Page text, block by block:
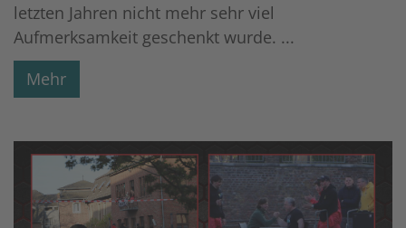
letzten Jahren nicht mehr sehr viel
Aufmerksamkeit geschenkt wurde. ...
Mehr